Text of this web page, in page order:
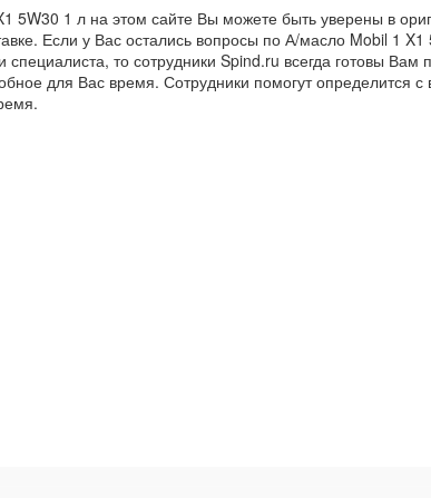
5W30 1 л на этом сайте Вы можете быть уверены в
Если у Вас остались вопросы по А/масло Mobil 1 X1
специалиста, то сотрудники Spind.ru всегда готовы
для Вас время. Сотрудники помогут определится